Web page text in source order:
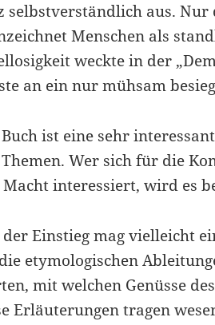
selbstverständlich aus.
Menschen als
weckte in der
an ein nur mühsam
ist eine sehr
Wer sich für die
interessiert, wird es
Einstieg mag vielleicht
etymologischen
mit welchen Genüsse
Erläuterungen tragen